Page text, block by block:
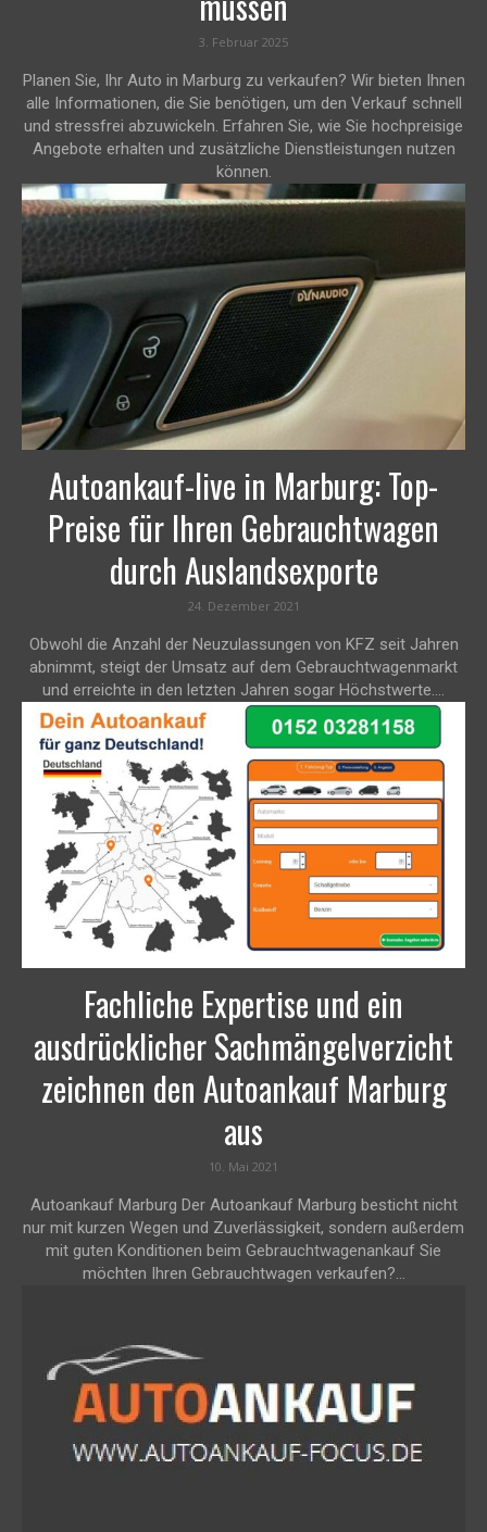
3. Februar 2025
Planen Sie, Ihr Auto in Marburg zu verkaufen? Wir bieten Ihnen
alle Informationen, die Sie benötigen, um den Verkauf schnell
und stressfrei abzuwickeln. Erfahren Sie, wie Sie hochpreisige
Angebote erhalten und zusätzliche Dienstleistungen nutzen
können.
Autoankauf-live in Marburg: Top-
Preise für Ihren Gebrauchtwagen
durch Auslandsexporte
24. Dezember 2021
Obwohl die Anzahl der Neuzulassungen von KFZ seit Jahren
abnimmt, steigt der Umsatz auf dem Gebrauchtwagenmarkt
und erreichte in den letzten Jahren sogar Höchstwerte....
Fachliche Expertise und ein
ausdrücklicher Sachmängelverzicht
zeichnen den Autoankauf Marburg
aus
10. Mai 2021
Autoankauf Marburg Der Autoankauf Marburg besticht nicht
nur mit kurzen Wegen und Zuverlässigkeit, sondern außerdem
mit guten Konditionen beim Gebrauchtwagenankauf Sie
möchten Ihren Gebrauchtwagen verkaufen?...